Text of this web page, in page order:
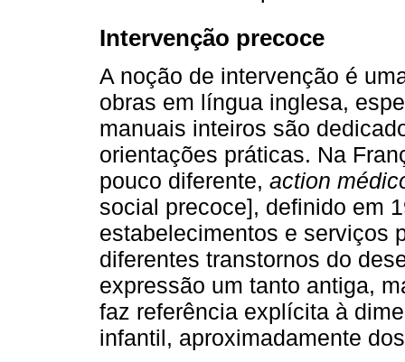
Intervenção precoce
A noção de intervenção é
obras em língua inglesa,
manuais inteiros são
orientações práticas. Na
pouco diferente, action
social precoce], definido em
estabelecimentos e serviços
diferentes transtornos do
expressão um tanto antiga,
faz referência explícita à
infantil, aproximadamente